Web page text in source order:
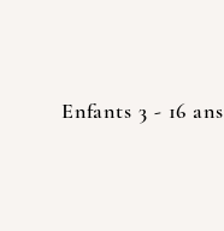
Enfants 3 - 16 ans